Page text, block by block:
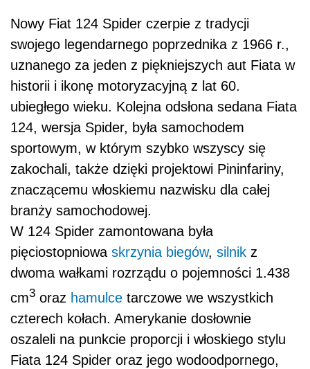
Nowy Fiat 124 Spider czerpie z tradycji
swojego legendarnego poprzednika z 1966 r.,
uznanego za jeden z piękniejszych aut Fiata w
historii i ikonę motoryzacyjną z lat 60.
ubiegłego wieku. Kolejna odsłona sedana Fiata
124, wersja Spider, była samochodem
sportowym, w którym szybko wszyscy się
zakochali, także dzięki projektowi Pininfariny,
znaczącemu włoskiemu nazwisku dla całej
branży samochodowej.
W 124 Spider zamontowana była
pięciostopniowa skrzynia biegów, silnik z
dwoma wałkami rozrządu o pojemności 1.438
cm3 oraz hamulce tarczowe we wszystkich
czterech kołach. Amerykanie dosłownie
oszaleli na punkcie proporcji i włoskiego stylu
Fiata 124 Spider oraz jego wodoodpornego,